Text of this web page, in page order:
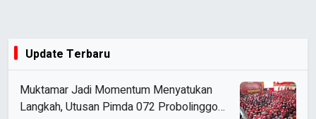
Update Terbaru
Muktamar Jadi Momentum Menyatukan
Langkah, Utusan Pimda 072 Probolinggo